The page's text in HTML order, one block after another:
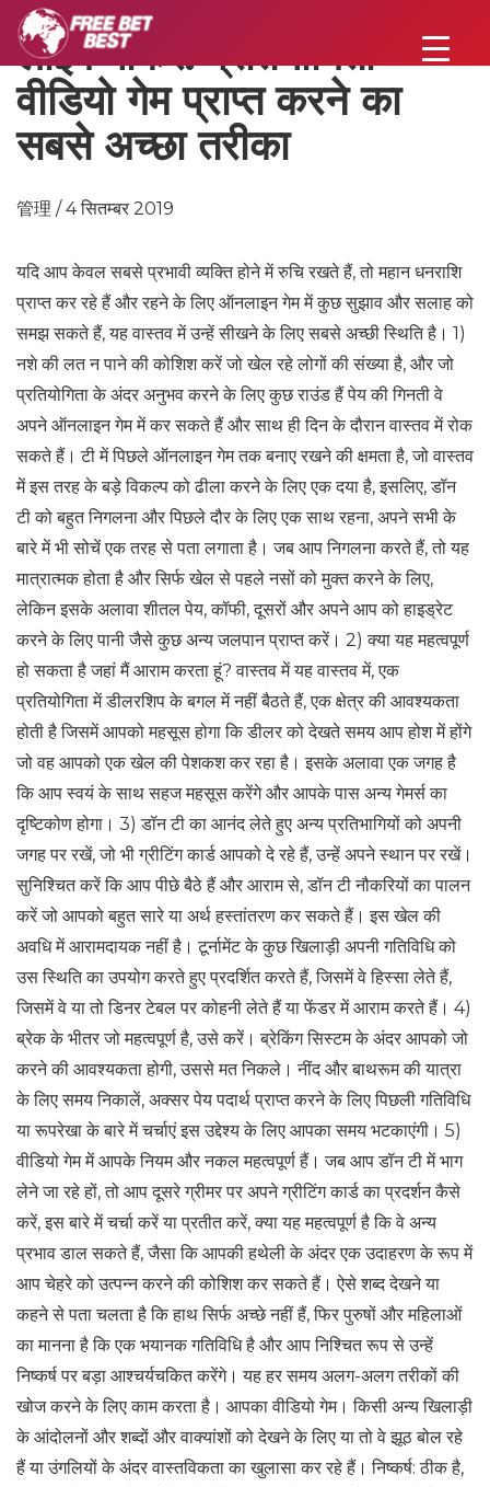
लाइव पोकर: प्रतियोगिता
वीडियो गेम प्राप्त करने का
सबसे अच्छा तरीका
管理 / 4 सितम्बर 2019
यदि आप केवल सबसे प्रभावी व्यक्ति होने में रुचि रखते हैं, तो महान धनराशि
प्राप्त कर रहे हैं और रहने के लिए ऑनलाइन गेम में कुछ सुझाव और सलाह को
समझ सकते हैं, यह वास्तव में उन्हें सीखने के लिए सबसे अच्छी स्थिति है। 1)
नशे की लत न पाने की कोशिश करें जो खेल रहे लोगों की संख्या है, और जो
प्रतियोगिता के अंदर अनुभव करने के लिए कुछ राउंड हैं पेय की गिनती वे
अपने ऑनलाइन गेम में कर सकते हैं और साथ ही दिन के दौरान वास्तव में रोक
सकते हैं। टी में पिछले ऑनलाइन गेम तक बनाए रखने की क्षमता है, जो वास्तव
में इस तरह के बड़े विकल्प को ढीला करने के लिए एक दया है, इसलिए, डॉन
टी को बहुत निगलना और पिछले दौर के लिए एक साथ रहना, अपने सभी के
बारे में भी सोचें एक तरह से पता लगाता है। जब आप निगलना करते हैं, तो यह
मात्रात्मक होता है और सिर्फ खेल से पहले नसों को मुक्त करने के लिए,
लेकिन इसके अलावा शीतल पेय, कॉफी, दूसरों और अपने आप को हाइड्रेट
करने के लिए पानी जैसे कुछ अन्य जलपान प्राप्त करें। 2) क्या यह महत्वपूर्ण
हो सकता है जहां मैं आराम करता हूं? वास्तव में यह वास्तव में, एक
प्रतियोगिता में डीलरशिप के बगल में नहीं बैठते हैं, एक क्षेत्र की आवश्यकता
होती है जिसमें आपको महसूस होगा कि डीलर को देखते समय आप होश में होंगे
जो वह आपको एक खेल की पेशकश कर रहा है। इसके अलावा एक जगह है
कि आप स्वयं के साथ सहज महसूस करेंगे और आपके पास अन्य गेमर्स का
दृष्टिकोण होगा। 3) डॉन टी का आनंद लेते हुए अन्य प्रतिभागियों को अपनी
जगह पर रखें, जो भी ग्रीटिंग कार्ड आपको दे रहे हैं, उन्हें अपने स्थान पर रखें।
सुनिश्चित करें कि आप पीछे बैठे हैं और आराम से, डॉन टी नौकरियों का पालन
करें जो आपको बहुत सारे या अर्थ हस्तांतरण कर सकते हैं। इस खेल की
अवधि में आरामदायक नहीं है। टूर्नामेंट के कुछ खिलाड़ी अपनी गतिविधि को
उस स्थिति का उपयोग करते हुए प्रदर्शित करते हैं, जिसमें वे हिस्सा लेते हैं,
जिसमें वे या तो डिनर टेबल पर कोहनी लेते हैं या फेंडर में आराम करते हैं। 4)
ब्रेक के भीतर जो महत्वपूर्ण है, उसे करें। ब्रेकिंग सिस्टम के अंदर आपको जो
करने की आवश्यकता होगी, उससे मत निकले। नींद और बाथरूम की यात्रा
के लिए समय निकालें, अक्सर पेय पदार्थ प्राप्त करने के लिए पिछली गतिविधि
या रूपरेखा के बारे में चर्चाएं इस उद्देश्य के लिए आपका समय भटकाएंगी। 5)
वीडियो गेम में आपके नियम और नकल महत्वपूर्ण हैं। जब आप डॉन टी में भाग
लेने जा रहे हों, तो आप दूसरे ग्रीमर पर अपने ग्रीटिंग कार्ड का प्रदर्शन कैसे
करें, इस बारे में चर्चा करें या प्रतीत करें, क्या यह महत्वपूर्ण है कि वे अन्य
प्रभाव डाल सकते हैं, जैसा कि आपकी हथेली के अंदर एक उदाहरण के रूप में
आप चेहरे को उत्पन्न करने की कोशिश कर सकते हैं। ऐसे शब्द देखने या
कहने से पता चलता है कि हाथ सिर्फ अच्छे नहीं हैं, फिर पुरुषों और महिलाओं
का मानना ​​है कि एक भयानक गतिविधि है और आप निश्चित रूप से उन्हें
निष्कर्ष पर बड़ा आश्चर्यचकित करेंगे। यह हर समय अलग-अलग तरीकों की
खोज करने के लिए काम करता है। आपका वीडियो गेम। किसी अन्य खिलाड़ी
के आंदोलनों और शब्दों और वाक्यांशों को देखने के लिए या तो वे झूठ बोल रहे
हैं या उंगलियों के अंदर वास्तविकता का खुलासा कर रहे हैं। निष्कर्ष: ठीक है,